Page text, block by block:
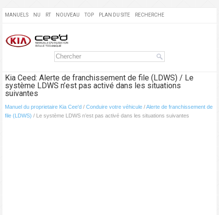
MANUELS NU RT NOUVEAU TOP PLAN DU SITE RECHERCHE
Kia Ceed: Alerte de franchissement de file (LDWS) / Le
système LDWS n’est pas activé dans les situations
suivantes
Manuel du proprietaire Kia Cee'd / Conduire votre véhicule /Alerte de franchissement de
file (LDWS) / Le système LDWS n’est pas activé dans les situations suivantes